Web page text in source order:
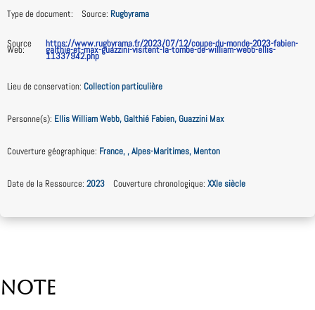
Type de document: Source: Rugbyrama
Source
Web:
https://www.rugbyrama.fr/2023/07/12/coupe-du-monde-2023-fabien-
galthie-et-max-guazzini-visitent-la-tombe-de-william-webb-ellis-
11337942.php
Lieu de conservation: Collection particulière
Personne(s): Ellis William Webb, Galthié Fabien, Guazzini Max
Couverture géographique: France, , Alpes-Maritimes, Menton
Date de la Ressource: 2023 Couverture chronologique: XXIe siècle
Note